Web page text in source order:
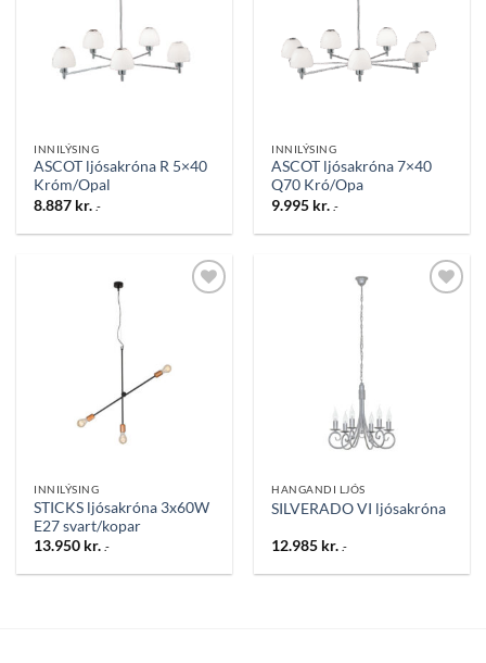
INNILÝSING
ASCOT ljósakróna R 5×40
Króm/Opal
8.887 kr. .-
INNILÝSING
ASCOT ljósakróna 7×40
Q70 Kró/Opa
9.995 kr. .-
INNILÝSING
STICKS ljósakróna 3x60W
E27 svart/kopar
13.950 kr. .-
HANGANDI LJÓS
SILVERADO VI ljósakróna
12.985 kr. .-